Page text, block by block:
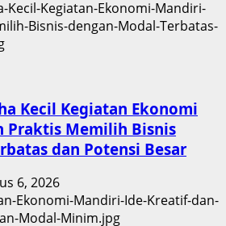
Kecil Kegiatan Ekonomi
Praktis Memilih Bisnis
dan Potensi Besar
6, 2026